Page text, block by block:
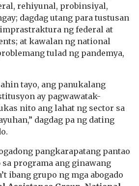
rehiyunal, probinsiyal,
dagdag utang para tustusan
ng federal at
at kawalan ng national
tulad ng pandemya,
tayo, ang panukalang
ay pagwawatak-
nito ang lahat ng sector sa
dagdag pa ng dating
pangkarapatang pantao
sa programa ang ginawang
ibang grupo ng mga abogado